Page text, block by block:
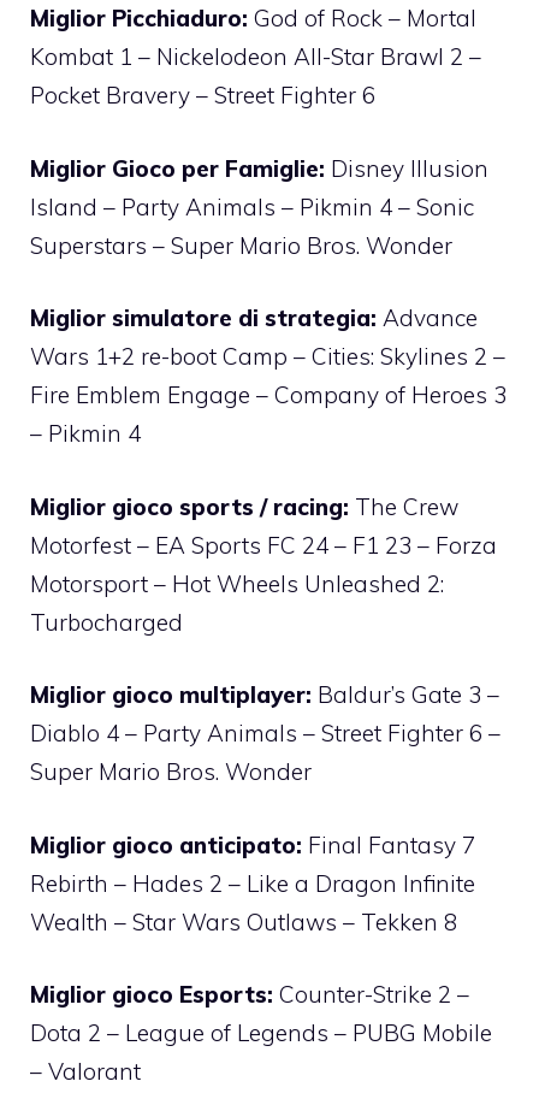
Miglior Picchiaduro: God of Rock – Mortal
Kombat 1 – Nickelodeon All-Star Brawl 2 –
Pocket Bravery – Street Fighter 6
Miglior Gioco per Famiglie: Disney Illusion
Island – Party Animals – Pikmin 4 – Sonic
Superstars – Super Mario Bros. Wonder
Miglior simulatore di strategia: Advance
Wars 1+2 re-boot Camp – Cities: Skylines 2 –
Fire Emblem Engage – Company of Heroes 3
– Pikmin 4
Miglior gioco sports / racing: The Crew
Motorfest – EA Sports FC 24 – F1 23 – Forza
Motorsport – Hot Wheels Unleashed 2:
Turbocharged
Miglior gioco multiplayer: Baldur’s Gate 3 –
Diablo 4 – Party Animals – Street Fighter 6 –
Super Mario Bros. Wonder
Miglior gioco anticipato: Final Fantasy 7
Rebirth – Hades 2 – Like a Dragon Infinite
Wealth – Star Wars Outlaws – Tekken 8
Miglior gioco Esports: Counter-Strike 2 –
Dota 2 – League of Legends – PUBG Mobile
– Valorant